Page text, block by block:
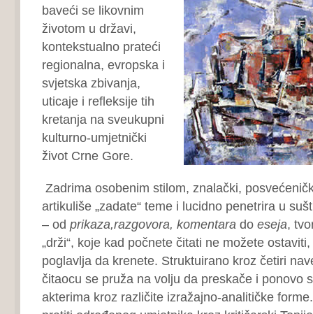
baveći se likovnim
životom u državi,
kontekstualno prateći
regionalna, evropska i
svjetska zbivanja,
uticaje i refleksije tih
kretanja na sveukupni
kulturno-umjetnički
život Crne Gore.
Zadrima osobenim stilom, znalački,
artikuliše „zadate“ teme i lucidno penetrira u
– od prikaza,razgovora, komentara do eseja,
„drži“, koje kad počnete čitati ne možete
poglavlja da krenete. Struktuirano kroz četiri
čitaocu se pruža na volju da preskače i ponovo
akterima kroz različite izražajno-analitičke